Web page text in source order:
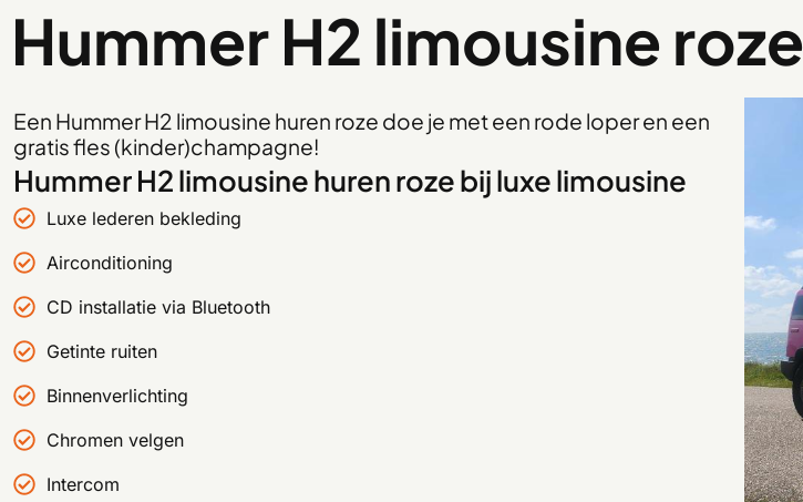
Hummer H2 limousine roze
Een Hummer H2 limousine huren roze doe je met een rode loper en een
gratis fles (kinder)champagne!
Hummer H2 limousine huren roze bij luxe limousine
Luxe lederen bekleding
Airconditioning
CD installatie via Bluetooth
Getinte ruiten
Binnenverlichting
Chromen velgen
Intercom